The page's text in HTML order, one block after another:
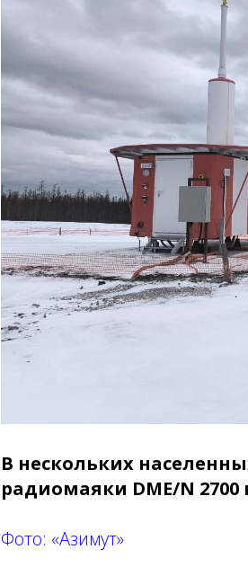
В нескольких
радиомаяки DME/N
Фото: «Азимут»